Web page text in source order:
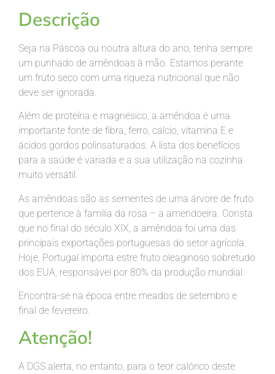
Descrição
Seja na Páscoa ou noutra altura do ano, tenha sempre
um punhado de amêndoas à mão. Estamos perante
um fruto seco com uma riqueza nutricional que não
deve ser ignorada.
Além de proteína e magnésico, a amêndoa é uma
importante fonte de fibra, ferro, cálcio, vitamina E e
ácidos gordos polinsaturados. A lista dos benefícios
para a saúde é variada e a sua utilização na cozinha
muito versátil.
As amêndoas são as sementes de uma árvore de fruto
que pertence à família da rosa – a amendoeira. Consta
que no final do século XIX, a amêndoa foi uma das
principais exportações portuguesas do setor agrícola.
Hoje, Portugal importa estre fruto oleaginoso sobretudo
dos EUA, responsável por 80% da produção mundial.
Encontra-se na época entre meados de setembro e
final de fevereiro.
Atenção!
A DGS alerta, no entanto, para o teor calórico deste